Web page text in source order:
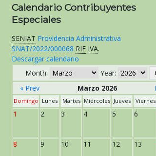
Calendario Contribuyentes
Especiales
SENIAT Providencia Administrativa
SNAT/2022/000068 RIF IVA.
Descargar calendario
Month:
Year:
« Prev
Marzo 2026
Domingo Lunes Martes Miércoles Jueves Viernes
1 2 3 4 5 6
8 9 10 11 12 13